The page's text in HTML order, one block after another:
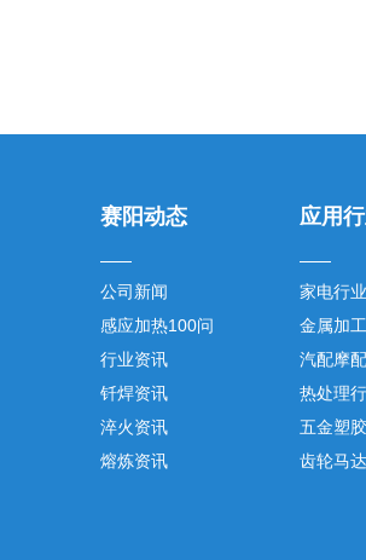
赛阳动态
公司新闻
感应加热100问
行业资讯
钎焊资讯
淬火资讯
熔炼资讯
应用
家电行业
金属加
汽配摩
热处理
五金塑
齿轮马